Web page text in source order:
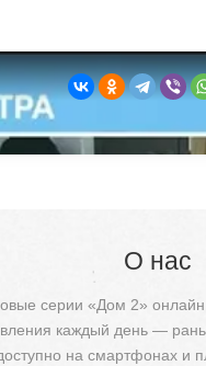
О нас
серии «Дом 2»
каждый день —
на смартфонах и